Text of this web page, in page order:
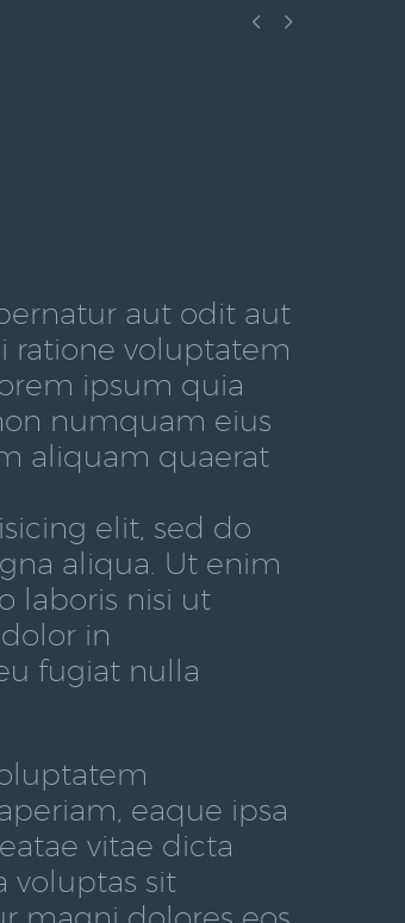
 
aut odit aut
ratione voluptatem
ipsum quia
numquam eius
aliquam quaerat
elit, sed do
aliqua. Ut enim
laboris nisi ut
in
fugiat nulla
eaque ipsa
vitae dicta
voluptas sit